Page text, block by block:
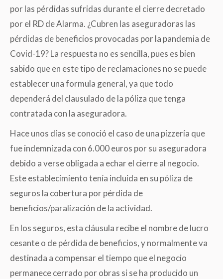
por las pérdidas sufridas durante el cierre decretado
por el RD de Alarma. ¿Cubren las aseguradoras las
pérdidas de beneficios provocadas por la pandemia de
Covid-19? La respuesta no es sencilla, pues es bien
sabido que en este tipo de reclamaciones no se puede
establecer una formula general, ya que todo
dependerá del clausulado de la póliza que tenga
contratada con la aseguradora.
Hace unos días se conoció el caso de una pizzería que
fue indemnizada con 6.000 euros por su aseguradora
debido a verse obligada a echar el cierre al negocio.
Este establecimiento tenía incluida en su póliza de
seguros la cobertura por pérdida de
beneficios/paralización de la actividad.
En los seguros, esta cláusula recibe el nombre de lucro
cesante o de pérdida de beneficios, y normalmente va
destinada a compensar el tiempo que el negocio
permanece cerrado por obras si se ha producido un